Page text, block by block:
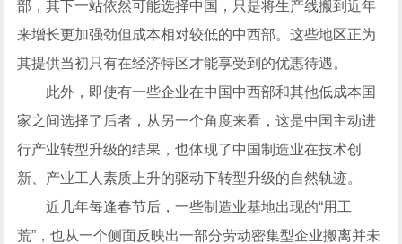
部，其下一站依然可能选择中国，只是将生产线搬到近年
来增长更加强劲但成本相对较低的中西部。这些地区正为
其提供当初只有在经济特区才能享受到的优惠待遇。
此外，即使有一些企业在中国中西部和其他低成本国
家之间选择了后者，从另一个角度来看，这是中国主动进
行产业转型升级的结果，也体现了中国制造业在技术创
新、产业工人素质上升的驱动下转型升级的自然轨迹。
近几年每逢春节后，一些制造业基地出现的“用工
荒”，也从一个侧面反映出一部分劳动密集型企业搬离并未